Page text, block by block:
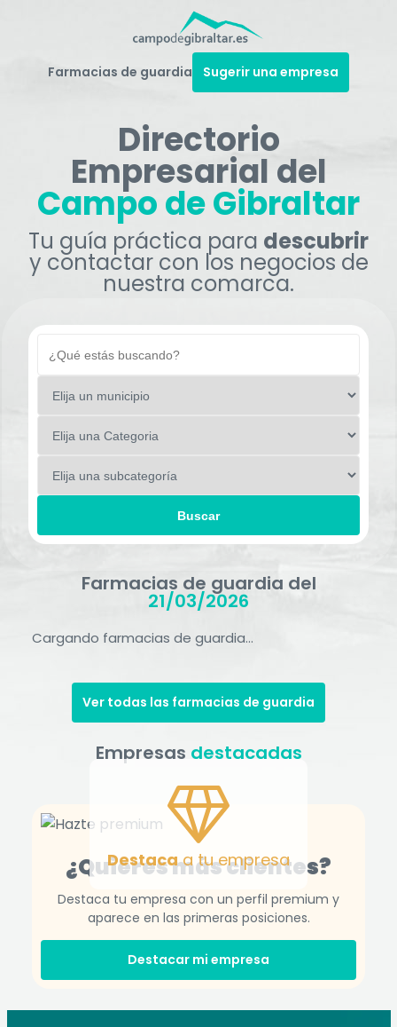
Farmacias de guardia Sugerir una empresa
Directorio
Empresarial del
Campo de Gibraltar
Tu guía práctica para descubrir
y contactar con los negocios de
nuestra comarca.
Buscar
Farmacias de guardia del
21/03/2026
Cargando farmacias de guardia...
Ver todas las farmacias de guardia
Empresas destacadas
Destacaa tu empresa
¿Quieres más clientes?
Destaca tu empresa con un perfil premium y
aparece en las primeras posiciones.
Destacar mi empresa